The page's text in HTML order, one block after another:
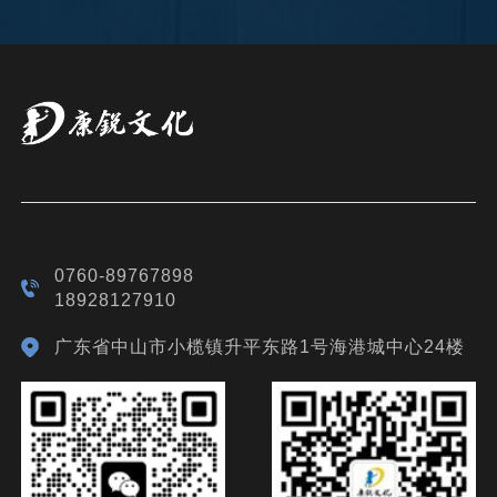
0760-89767898
18928127910
广东省中山市小榄镇升平东路1号海港城中心24楼